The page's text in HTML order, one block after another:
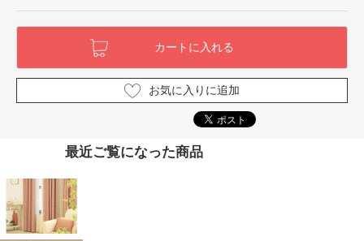
お気に入りに追加
最近ご覧になった商品